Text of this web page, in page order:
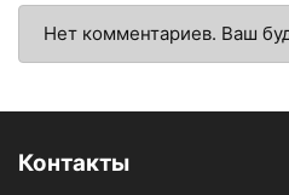
Нет комментариев. Ваш
Контакты